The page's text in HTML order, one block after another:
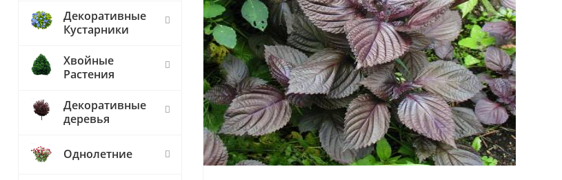
Декоративные
Кустарники
Хвойные
Растения
Декоративные
деревья
Однолетние